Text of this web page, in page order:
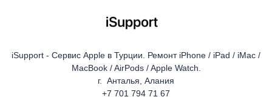
iSupport - Сервис Apple в Турции. Ремонт iPhone / iPad / iMac /
MacBook / AirPods / Apple Watch.
г. Анталья, Алания
+7 701 794 71 67